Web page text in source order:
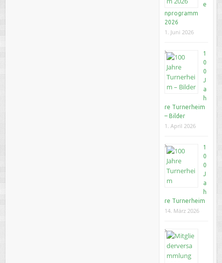
e
nprogramm
2026
1. Juni 2026
1
0
0
J
a
h
re Turnerheim
– Bilder
1. April 2026
1
0
0
J
a
h
re Turnerheim
14. März 2026